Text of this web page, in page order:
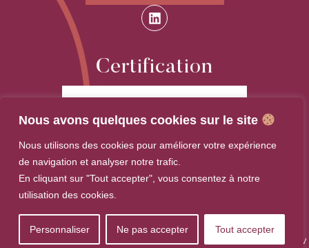
Nous avons quelques cookies sur le site
Nous utilisons des cookies pour améliorer votre expérience
de navigation et analyser notre trafic.
En cliquant sur "Tout accepter", vous consentez à notre
utilisation des cookies.
Personnaliser Ne pas accepter Tout accepter
Certification
La certification qualité a été délivrée au titre de
la catégorie d'action suivante :
ACTIONS DE FORMATION
CGV